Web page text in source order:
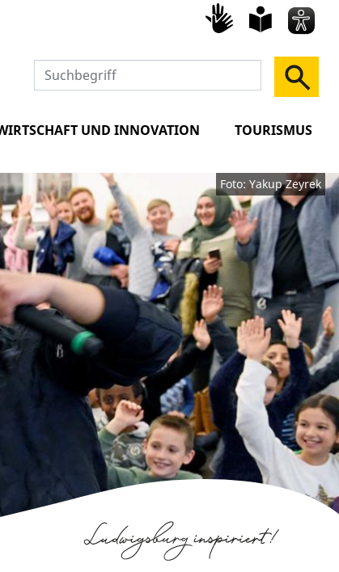
UND INNOVATION TOURISMUS
Foto: Yakup Zeyrek